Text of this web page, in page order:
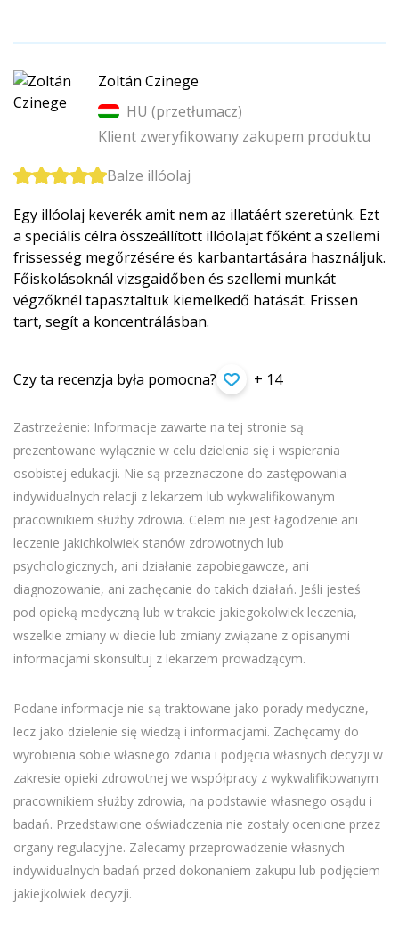
Zoltán Czinege
HU (przetłumacz)
Klient zweryfikowany zakupem produktu
Balze illóolaj
Egy illóolaj keverék amit nem az illatáért szeretünk. Ezt
a speciális célra összeállított illóolajat főként a szellemi
frissesség megőrzésére és karbantartására használjuk.
Főiskolásoknál vizsgaidőben és szellemi munkát
végzőknél tapasztaltuk kiemelkedő hatását. Frissen
tart, segít a koncentrálásban.
Czy ta recenzja była pomocna? + 14
Zastrzeżenie: Informacje zawarte na tej stronie są
prezentowane wyłącznie w celu dzielenia się i wspierania
osobistej edukacji. Nie są przeznaczone do zastępowania
indywidualnych relacji z lekarzem lub wykwalifikowanym
pracownikiem służby zdrowia. Celem nie jest łagodzenie ani
leczenie jakichkolwiek stanów zdrowotnych lub
psychologicznych, ani działanie zapobiegawcze, ani
diagnozowanie, ani zachęcanie do takich działań. Jeśli jesteś
pod opieką medyczną lub w trakcie jakiegokolwiek leczenia,
wszelkie zmiany w diecie lub zmiany związane z opisanymi
informacjami skonsultuj z lekarzem prowadzącym.
Podane informacje nie są traktowane jako porady medyczne,
lecz jako dzielenie się wiedzą i informacjami. Zachęcamy do
wyrobienia sobie własnego zdania i podjęcia własnych decyzji w
zakresie opieki zdrowotnej we współpracy z wykwalifikowanym
pracownikiem służby zdrowia, na podstawie własnego osądu i
badań. Przedstawione oświadczenia nie zostały ocenione przez
organy regulacyjne. Zalecamy przeprowadzenie własnych
indywidualnych badań przed dokonaniem zakupu lub podjęciem
jakiejkolwiek decyzji.